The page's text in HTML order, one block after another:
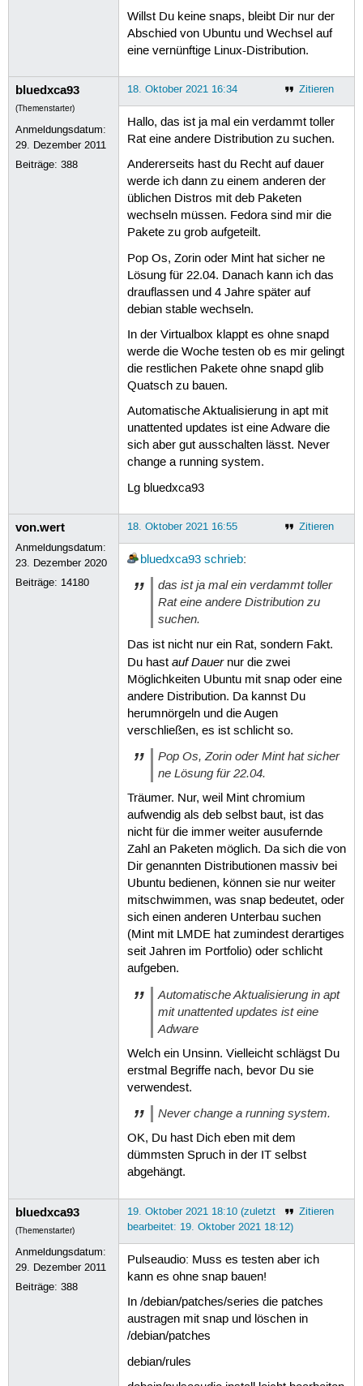
Willst Du keine snaps, bleibt Dir nur der
Abschied von Ubuntu und Wechsel auf
eine vernünftige Linux-Distribution.
bluedxca93
(Themenstarter)
Anmeldungsdatum:
29. Dezember 2011
Beiträge:388
Zitieren
18. Oktober 2021 16:34
Hallo, das ist ja mal ein verdammt toller
Rat eine andere Distribution zu suchen.
Andererseits hast du Recht auf dauer
werde ich dann zu einem anderen der
üblichen Distros mit deb Paketen
wechseln müssen. Fedora sind mir die
Pakete zu grob aufgeteilt.
Pop Os, Zorin oder Mint hat sicher ne
Lösung für 22.04. Danach kann ich das
drauflassen und 4 Jahre später auf
debian stable wechseln.
In der Virtualbox klappt es ohne snapd
werde die Woche testen ob es mir gelingt
die restlichen Pakete ohne snapd glib
Quatsch zu bauen.
Automatische Aktualisierung in apt mit
unattented updates ist eine Adware die
sich aber gut ausschalten lässt. Never
change a running system.
Lg bluedxca93
von.wert
Anmeldungsdatum:
23. Dezember 2020
Beiträge: 14180
Zitieren
18. Oktober 2021 16:55
bluedxca93 schrieb:
das ist ja mal ein verdammt toller
Rat eine andere Distribution zu
suchen.
Das ist nicht nur ein Rat, sondern Fakt.
Du hast auf Dauernur die zwei
Möglichkeiten Ubuntu mit snap oder eine
andere Distribution. Da kannst Du
herumnörgeln und die Augen
verschließen, es ist schlicht so.
Pop Os, Zorin oder Mint hat sicher
ne Lösung für 22.04.
Träumer. Nur, weil Mint chromium
aufwendig als deb selbst baut, ist das
nicht für die immer weiter ausufernde
Zahl an Paketen möglich. Da sich die von
Dir genannten Distributionen massiv bei
Ubuntu bedienen, können sie nur weiter
mitschwimmen, was snap bedeutet, oder
sich einen anderen Unterbau suchen
(Mint mit LMDE hat zumindest derartiges
seit Jahren im Portfolio) oder schlicht
aufgeben.
Automatische Aktualisierung in apt
mit unattented updates ist eine
Adware
Welch ein Unsinn. Vielleicht schlägst Du
erstmal Begriffe nach, bevor Du sie
verwendest.
Never change a running system.
OK, Du hast Dich eben mit dem
dümmsten Spruch in der IT selbst
abgehängt.
bluedxca93
(Themenstarter)
Anmeldungsdatum:
29. Dezember 2011
Beiträge:388
Zitieren
19. Oktober 2021 18:10 (zuletzt
bearbeitet: 19. Oktober 2021 18:12)
Pulseaudio: Muss es testen aber ich
kann es ohne snap bauen!
In /debian/patches/series die patches
austragen mit snap und löschen in
/debian/patches
debian/rules